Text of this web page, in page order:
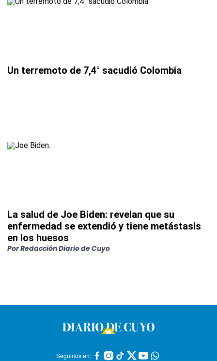
Un terremoto de 7,4° sacudió Colombia
La salud de Joe Biden: revelan que su
enfermedad se extendió y tiene metástasis
en los huesos
PorRedacción Diario de Cuyo
Seguinos en: